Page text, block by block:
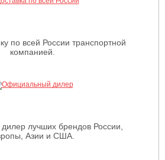
по всей России транспортной
компанией.
лучших брендов России,
Азии и США.